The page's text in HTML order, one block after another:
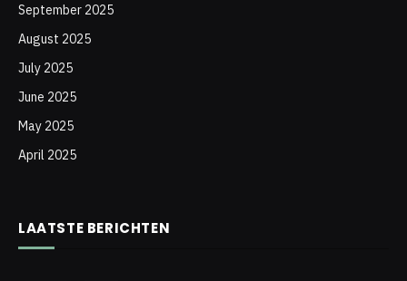
September 2025
August 2025
July 2025
June 2025
May 2025
April 2025
LAATSTE BERICHTEN